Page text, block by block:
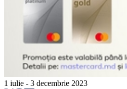
1 iulie - 3 decembrie 2023